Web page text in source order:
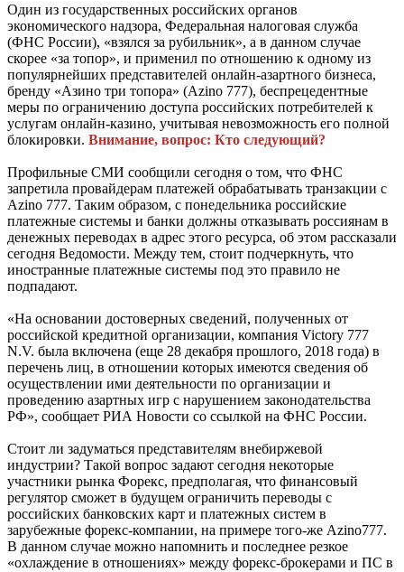
Один из государственных российских органов
экономического надзора, Федеральная налоговая служба
(ФНС России), «взялся за рубильник», а в данном случае
скорее «за топор», и применил по отношению к одному из
популярнейших представителей онлайн-азартного бизнеса,
бренду «Азино три топора» (Azino 777), беспрецедентные
меры по ограничению доступа российских потребителей к
услугам онлайн-казино, учитывая невозможность его полной
блокировки. Внимание, вопрос: Кто следующий?
Профильные СМИ сообщили сегодня о том, что ФНС
запретила провайдерам платежей обрабатывать транзакции с
Azino 777. Таким образом, с понедельника российские
платежные системы и банки должны отказывать россиянам в
денежных переводах в адрес этого ресурса, об этом рассказали
сегодня Ведомости. Между тем, стоит подчеркнуть, что
иностранные платежные системы под это правило не
подпадают.
«На основании достоверных сведений, полученных от
российской кредитной организации, компания Victory 777
N.V. была включена (еще 28 декабря прошлого, 2018 года) в
перечень лиц, в отношении которых имеются сведения об
осуществлении ими деятельности по организации и
проведению азартных игр с нарушением законодательства
РФ», сообщает РИА Новости со ссылкой на ФНС России.
Стоит ли задуматься представителям внебиржевой
индустрии? Такой вопрос задают сегодня некоторые
участники рынка Форекс, предполагая, что финансовый
регулятор сможет в будущем ограничить переводы с
российских банковских карт и платежных систем в
зарубежные форекс-компании, на примере того-же Azino777.
В данном случае можно напомнить и последнее резкое
«охлаждение в отношениях» между форекс-брокерами и ПС в